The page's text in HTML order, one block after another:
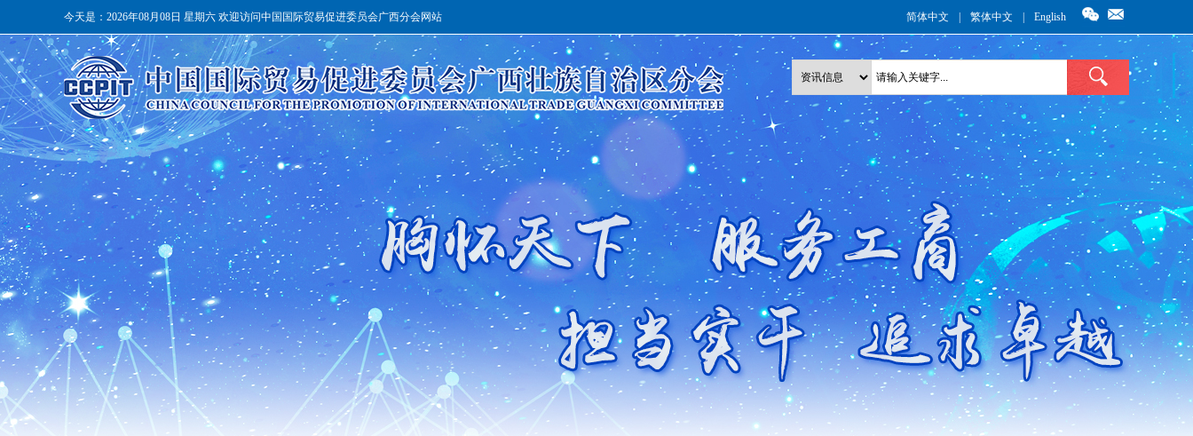
简体中文 繁体中文 English
今天是： 2026年08月08日 星期六 欢迎访问中国国际贸易促进委员会广西分会网站